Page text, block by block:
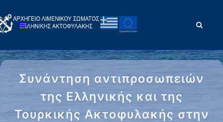
Συνάντηση αντιπροσωπειών
της Ελληνικής και της
Τουρκικής Ακτοφυλακής στην